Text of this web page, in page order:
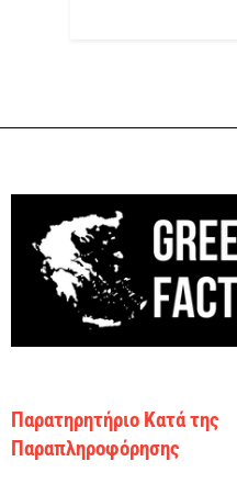
Παρατηρητήριο Κατά της
Παραπληροφόρησης